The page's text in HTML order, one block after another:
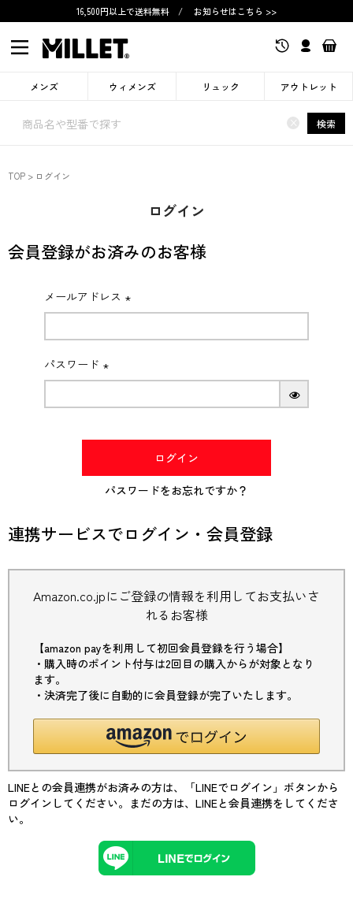
16,500円以上で送料無料 / お知らせはこちら >>
メンズ ウィメンズ リュック アウトレット
× 検索
TOP ログイン
ログイン
会員登録がお済みのお客様
メールアドレス
(必
パスワード
(必
ログイン
パスワードをお忘れですか？
連携サービスでログイン・会員登録
Amazon.co.jpにご登録の情報を利用してお支払いさ
れるお客様
【amazon payを利用して初回会員登録を行う場合】
・購入時のポイント付与は2回目の購入からが対象となり
ます。
・決済完了後に自動的に会員登録が完了いたします。
LINEとの会員連携がお済みの方は、「LINEでログイン」ボタンから
ログインしてください。まだの方は、 LINEと会員連携をしてくださ
い。